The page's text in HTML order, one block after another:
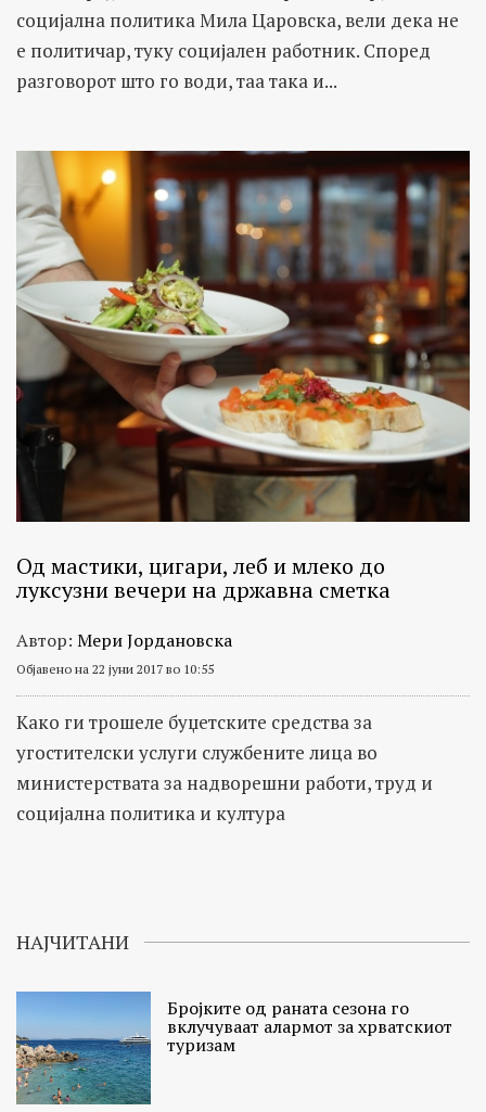
социјална политика Мила Царовска, вели дека не
е политичар, туку социјален работник. Според
разговорот што го води, таа така и...
Од мастики, цигари, леб и млеко до
луксузни вечери на државна сметка
Автор: Мери Јордановска
Објавено на 22 јуни 2017 во 10:55
Kако ги трошеле буџетските средства за
угостителски услуги службените лица во
министерствата за надворешни работи, труд и
социјална политика и култура
НАЈЧИТАНИ
Бројките од раната сезона го
вклучуваат алармот за хрватскиот
туризам